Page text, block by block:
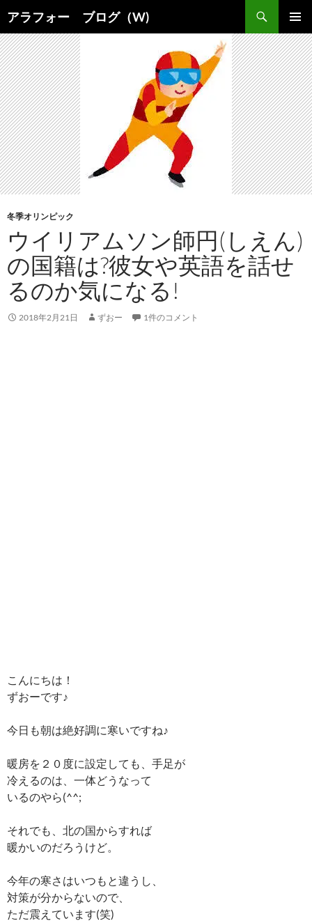
ン
テ
ン
ツ
へ
ス
キ
ッ
プ
アラフォー ブログ（W)
索
メインメ
ニュー
冬季オリンピック
ウイリアムソン師円(しえん)
の国籍は?彼女や英語を話せ
るのか気になる!
2018年2月21日 ずおー 1件のコメント
こんにちは！
ずおーです♪
今日も朝は絶好調に寒いですね♪
暖房を２０度に設定しても、手足が
冷えるのは、一体どうなって
いるのやら(^^;
それでも、北の国からすれば
暖かいのだろうけど。
今年の寒さはいつもと違うし、
対策が分からないので、
ただ震えています(笑)